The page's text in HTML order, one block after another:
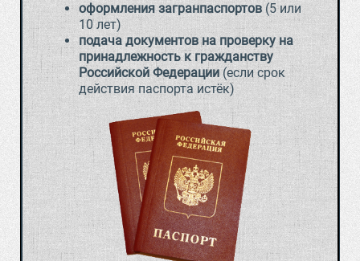
оформления загранпаспортов (5 или
10 лет)
подача документов на проверку на
принадлежность к гражданству
Российской Федерации (если срок
действия паспорта истёк)